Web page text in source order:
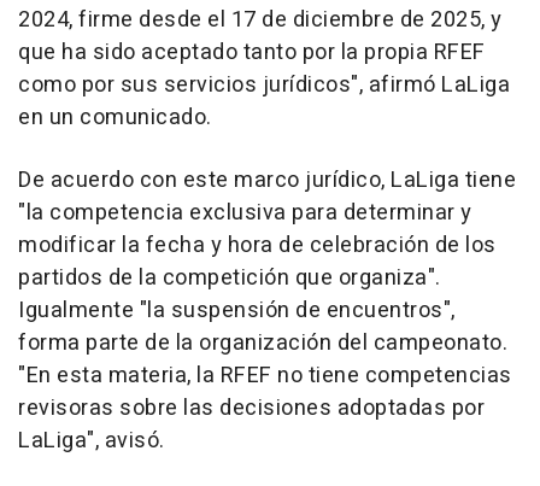
2024, firme desde el 17 de diciembre de 2025, y
que ha sido aceptado tanto por la propia RFEF
como por sus servicios jurídicos", afirmó LaLiga
en un comunicado.
De acuerdo con este marco jurídico, LaLiga tiene
"la competencia exclusiva para determinar y
modificar la fecha y hora de celebración de los
partidos de la competición que organiza".
Igualmente "la suspensión de encuentros",
forma parte de la organización del campeonato.
"En esta materia, la RFEF no tiene competencias
revisoras sobre las decisiones adoptadas por
LaLiga", avisó.